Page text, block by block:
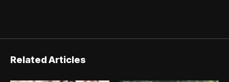
Related Articles